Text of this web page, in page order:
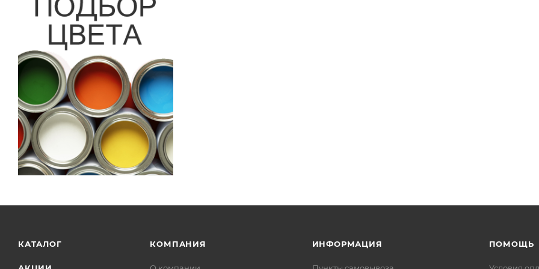
КАТАЛОГ КОМПАНИЯ ИНФОРМАЦИЯ ПОМОЩЬ